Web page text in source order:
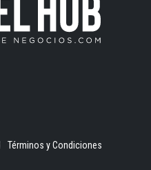
Términos y Condiciones